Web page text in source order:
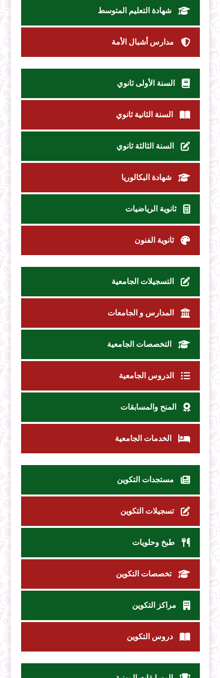
شهادة التعليم المتوسط
مدارس أشبال الأمة
السنة الأولى ثانوي
السنة الثانية ثانوي
السنة الثالثة ثانوي
شهادة البكالوريا
ثانوية الرياضيات
ثانوية الفنون
التسجيلات الجامعية
المدارس و الجامعات
التخصصات الجامعية
الدروس الجامعية
المنح والمسابقات
الخدمات الجامعية
مستجدات التكوين
تسجيلات التكوين
طبخ وحلويات
تخصصات التكوين
مراكز التكوين
دروس التكوين